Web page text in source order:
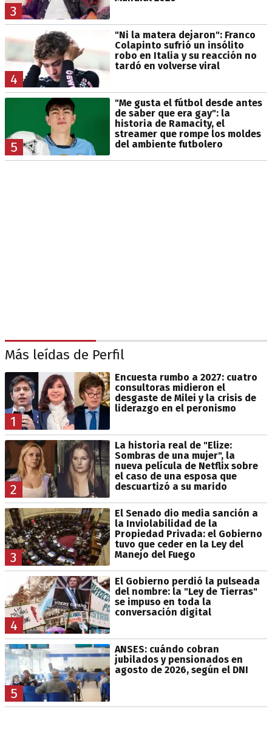
3
4
"Ni la matera dejaron": Franco
Colapinto sufrió un insólito
robo en Italia y su reacción no
tardó en volverse viral
5
"Me gusta el fútbol desde antes
de saber que era gay": la
historia de Ramacity, el
streamer que rompe los moldes
del ambiente futbolero
Más leídas de Perfil
1
Encuesta rumbo a 2027: cuatro
consultoras midieron el
desgaste de Milei y la crisis de
liderazgo en el peronismo
2
La historia real de "Elize:
Sombras de una mujer", la
nueva película de Netflix sobre
el caso de una esposa que
descuartizó a su marido
3
El Senado dio media sanción a
la Inviolabilidad de la
Propiedad Privada: el Gobierno
tuvo que ceder en la Ley del
Manejo del Fuego
4
El Gobierno perdió la pulseada
del nombre: la "Ley de Tierras"
se impuso en toda la
conversación digital
5
ANSES: cuándo cobran
jubilados y pensionados en
agosto de 2026, según el DNI